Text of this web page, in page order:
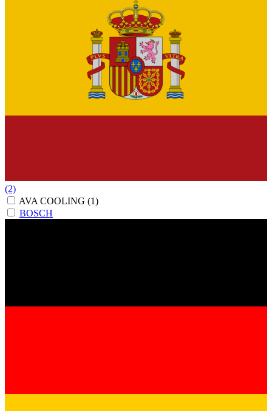
(2)
AVA COOLING (1)
BOSCH